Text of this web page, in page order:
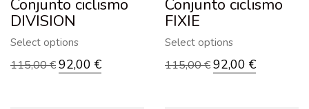
Conjunto ciclismo
DIVISION
Select options
115,00€92,00 €
Conjunto ciclismo
FIXIE
Select options
115,00€92,00 €